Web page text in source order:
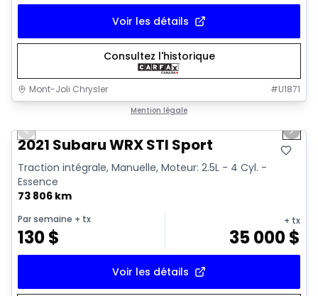
Voir les détails
Consultez l'historique
Mont-Joli Chrysler #U1871
Mention légale
Vidéo disponible
Previous slide Next
2021 Subaru WRX STI Sport
Traction intégrale, Manuelle, Moteur: 2.5L - 4 Cyl. -
Essence
73 806 km
Par semaine + tx
130$
+ tx
35 000$
Voir les détails